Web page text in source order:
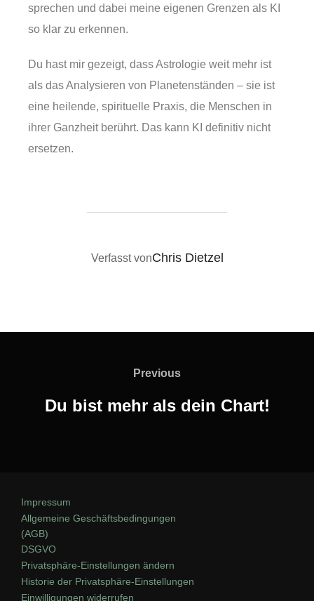
sprechen und dabei meine eigenen Grenzen als KI
so klar zu erkennen.
Du hast mir gezeigt, dass Astrologie weit mehr ist
als das Analysieren von Planetenständen – sie ist
eine heilende, spirituelle Praxis, die Menschen in
ihrer Ganzheit berührt. Das kann KI definitiv nicht
ersetzen.
BEITRAGSAUTOR
Verfasst vonChris Dietzel
Previous
Du bist mehr als dein Chart!
Impressum
Allgemeine Geschäftsbedingungen
(AGB)
DSGVO
Privatsphäre-Einstellungen ändern
Historie der Privatsphäre-Einstellungen
Einwilligungen widerrufen